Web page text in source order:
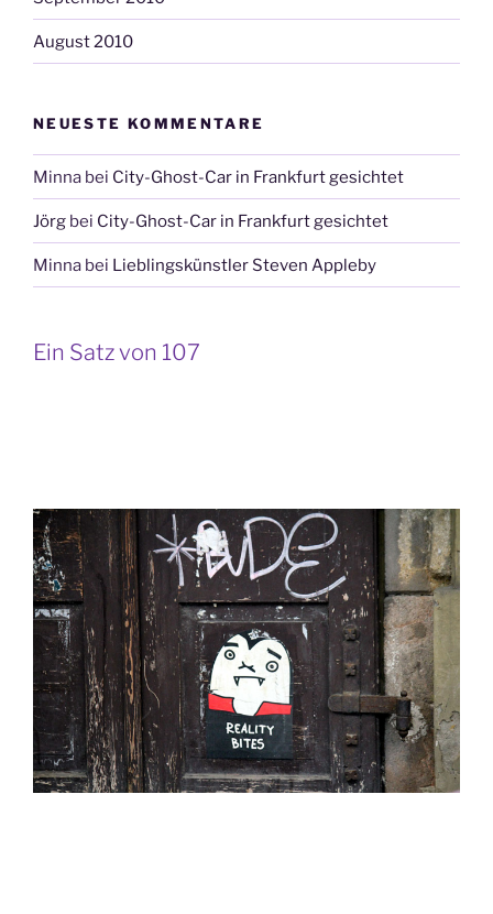
August 2010
NEUESTE KOMMENTARE
Minna bei City-Ghost-Car in Frankfurt gesichtet
Jörg bei City-Ghost-Car in Frankfurt gesichtet
Minna bei Lieblingskünstler Steven Appleby
Ein Satz von 107